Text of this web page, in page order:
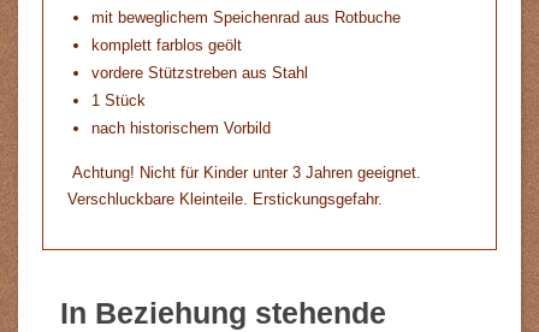
mit beweglichem Speichenrad aus Rotbuche
komplett farblos geölt
vordere Stützstreben aus Stahl
1 Stück
nach historischem Vorbild
Achtung! Nicht für Kinder unter 3 Jahren geeignet.
Verschluckbare Kleinteile. Erstickungsgefahr.
In Beziehung stehende